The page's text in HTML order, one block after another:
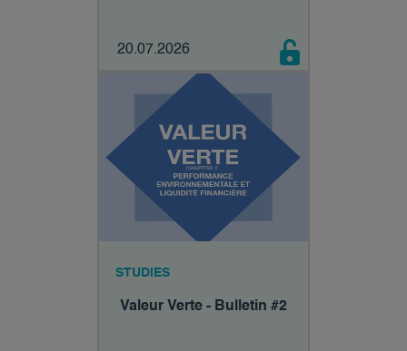
20.07.2026
STUDIES
Valeur Verte - Bulletin #2